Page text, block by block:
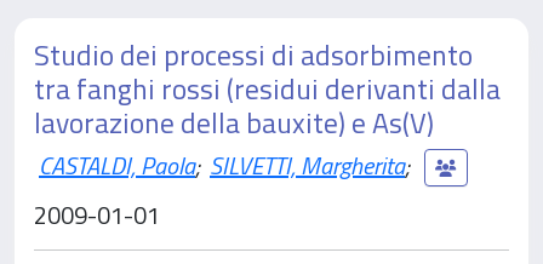
Studio dei processi di adsorbimento
tra fanghi rossi (residui derivanti dalla
lavorazione della bauxite) e As(V)
CASTALDI, Paola; SILVETTI, Margherita;
2009-01-01